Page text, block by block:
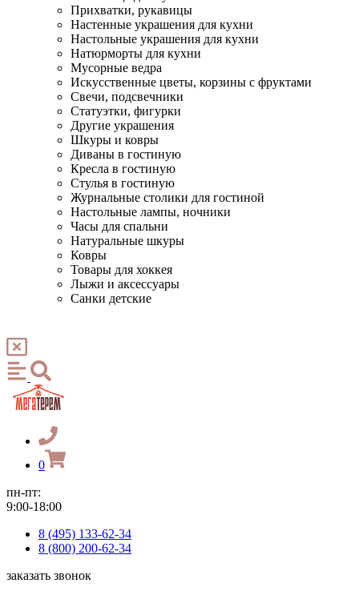
Прихватки, рукавицы
Настенные украшения для кухни
Настольные украшения для кухни
Натюрморты для кухни
Мусорные ведра
Искусственные цветы, корзины с фруктами
Свечи, подсвечники
Статуэтки, фигурки
Другие украшения
Шкуры и ковры
Диваны в гостиную
Кресла в гостиную
Стулья в гостиную
Журнальные столики для гостиной
Настольные лампы, ночники
Часы для спальни
Натуральные шкуры
Ковры
Товары для хоккея
Лыжи и аксессуары
Санки детские
0
пн-пт:
9:00-18:00
8 (495) 133-62-34
8 (800) 200-62-34
заказать звонок